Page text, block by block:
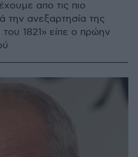
απο τις πιο
την ανεξαρτησία της
1821» είπε ο πρώην